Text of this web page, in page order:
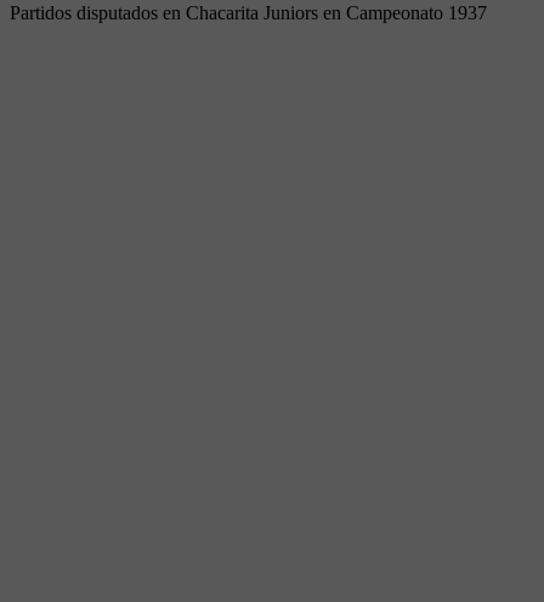
Partidos disputados en Chacarita Juniors en Campeonato 1937